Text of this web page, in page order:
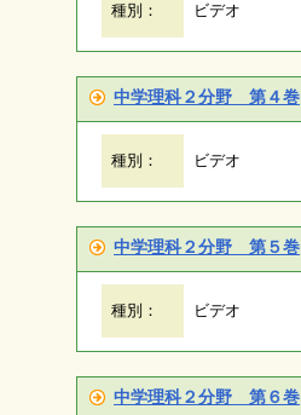
種別： ビデオ
中学理科２分野 第４巻
種別： ビデオ
中学理科２分野 第５巻
種別： ビデオ
中学理科２分野 第６巻